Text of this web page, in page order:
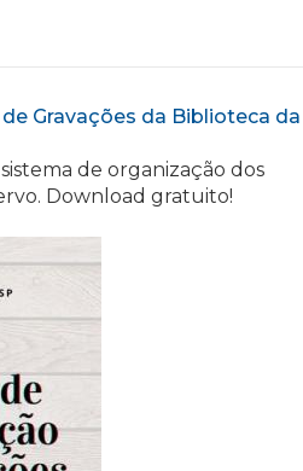
Gravações da Biblioteca da
de organização dos
Download gratuito!